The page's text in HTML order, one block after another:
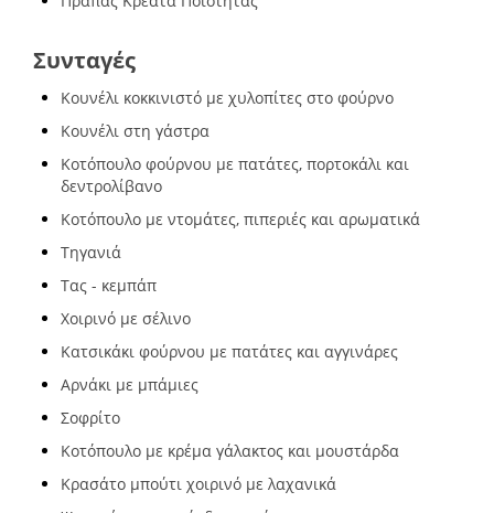
Συνταγές
Κουνέλι κοκκινιστό με χυλοπίτες στο φούρνο
Κουνέλι στη γάστρα
Κοτόπουλο φούρνου με πατάτες, πορτοκάλι και
δεντρολίβανο
Κοτόπουλο με ντομάτες, πιπεριές και αρωματικά
Τηγανιά
Τας - κεμπάπ
Χοιρινό με σέλινο
Κατσικάκι φούρνου με πατάτες και αγγινάρες
Αρνάκι με μπάμιες
Σοφρίτο
Κοτόπουλο με κρέμα γάλακτος και μουστάρδα
Κρασάτο μπούτι χοιρινό με λαχανικά